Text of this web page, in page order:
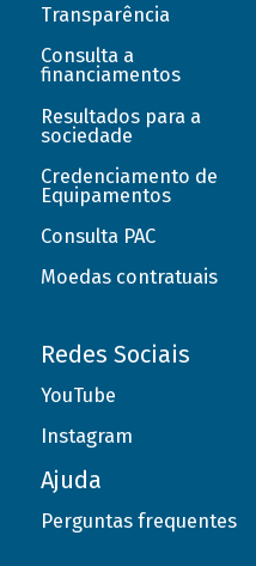
Transparência
Consulta a
financiamentos
Resultados para a
sociedade
Credenciamento de
Equipamentos
Consulta PAC
Moedas contratuais
Redes Sociais
YouTube
Instagram
Ajuda
Perguntas frequentes